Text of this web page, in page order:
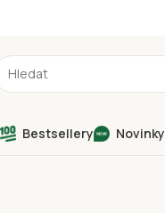
Bestsellery Novinky